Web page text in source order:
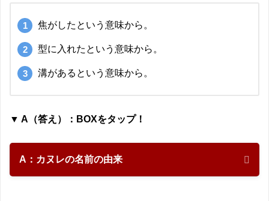
焦がしたという意味から。
型に入れたという意味から。
溝があるという意味から。
▼ A（答え）：BOXをタップ！
A：カヌレの名前の由来